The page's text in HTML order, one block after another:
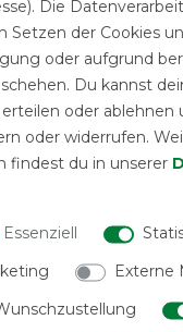
Die
Setzen der Cookies
oder aufgrund
Du kannst
oder ablehnen
oder widerrufen.
findest du in unserer
Essenziell
Externe